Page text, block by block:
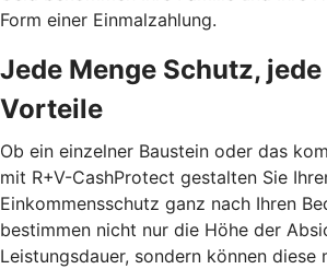
Form einer Einmalzahlung.
Jede Menge Schutz,
Vorteile
Ob ein einzelner Baustein oder das
mit R+V-CashProtect gestalten Sie
Einkommensschutz ganz nach Ihren
bestimmen nicht nur die Höhe der
Leistungsdauer, sondern können diese